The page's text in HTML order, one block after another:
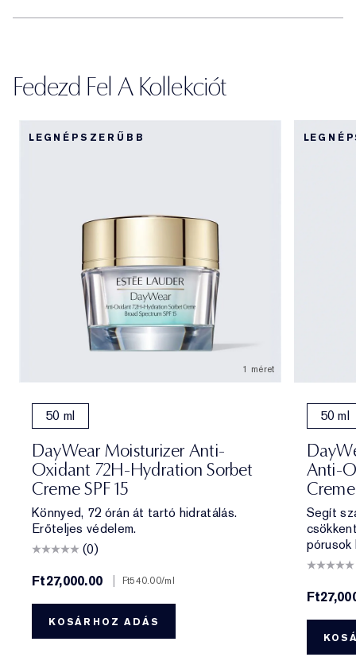
Fedezd Fel A Kollekciót
LEGNÉPSZERŰBB
1 méret
50 ml
DayWear Moisturizer Anti-
Oxidant 72H-Hydration Sorbet
Creme SPF 15
Könnyed, 72 órán át tartó hidratálás.
Erőteljes védelem.
(0)
Ft27,000.00
| Ft540.00/ml
KOSÁRHOZ ADÁS
50 ml
Anti-
Creme
Segít